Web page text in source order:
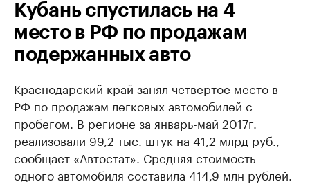
Кубань спустилась на 4
место в РФ по продажам
подержанных авто
Краснодарский край занял четвертое место в
РФ по продажам легковых автомобилей с
пробегом. В регионе за январь-май 2017г.
реализовали 99,2 тыс. штук на 41,2 млрд руб.,
сообщает «Автостат». Средняя стоимость
одного автомобиля составила 414,9 млн рублей.